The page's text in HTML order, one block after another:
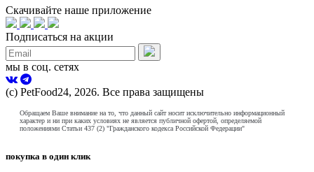
Скачивайте наше приложение
Подписаться на акции
мы в соц. сетях
(с) PetFood24, 2026. Все права защищены
Обращаем Ваше внимание на то, что данный сайт носит исключительно информационный
характер и ни при каких условиях не является публичной офертой, определяемой
положениями Статьи 437 (2) "Гражданского кодекса Российской Федерации"
покупка в один клик